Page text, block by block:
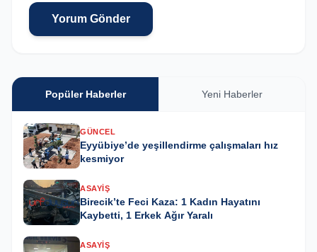
Yorum Gönder
Popüler Haberler Yeni Haberler
GÜNCEL
Eyyübiye’de yeşillendirme çalışmaları hız
kesmiyor
ASAYIŞ
Birecik’te Feci Kaza: 1 Kadın Hayatını
Kaybetti, 1 Erkek Ağır Yaralı
ASAYIŞ